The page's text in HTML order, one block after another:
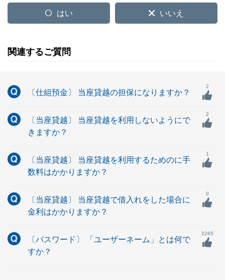
はい いいえ
関連するご質問
〔仕組預金〕 当座貸越の担保になりますか？
2
〔当座貸越〕 当座貸越を利用しないようにで
きますか？
2
〔当座貸越〕 当座貸越を利用するためのに手
数料はかかりますか？
1
〔当座貸越〕 当座貸越で借入れをした場合に
金利はかかりますか？
0
〔パスワード〕 「ユーザーネーム」とは何で
すか？
2265